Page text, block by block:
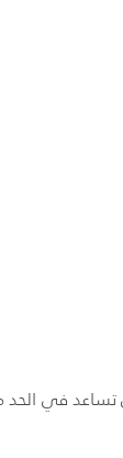
تساعد في